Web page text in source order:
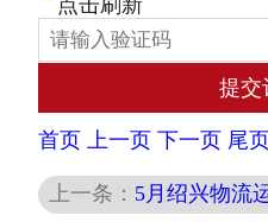
首页 上一页 下一页 尾
上一条： 5月绍兴物流运输市